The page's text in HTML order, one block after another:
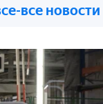
все новости